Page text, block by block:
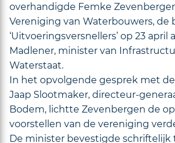
overhandigde Femke
Vereniging van Waterbouwers, de
‘Uitvoeringsversnellers’ op 23 april
Madlener, minister van
Waterstaat.
In het opvolgende gesprek met
Jaap Slootmaker, directeur-
Bodem, lichtte Zevenbergen de
voorstellen van de vereniging
De minister bevestigde schriftelijk